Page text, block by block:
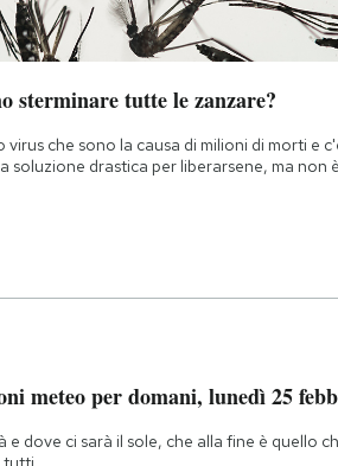
sterminare tutte le zanzare?
virus che sono la causa di milioni di morti e
soluzione drastica per liberarsene, ma non
meteo per domani, lunedì 25
e dove ci sarà il sole, che alla fine è quello